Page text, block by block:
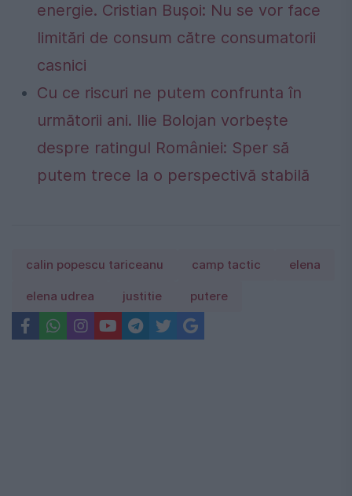
energie. Cristian Bușoi: Nu se vor face
limitări de consum către consumatorii
casnici
Cu ce riscuri ne putem confrunta în
următorii ani. Ilie Bolojan vorbește
despre ratingul României: Sper să
putem trece la o perspectivă stabilă
calin popescu tariceanu camp tactic elena
elena udrea justitie putere